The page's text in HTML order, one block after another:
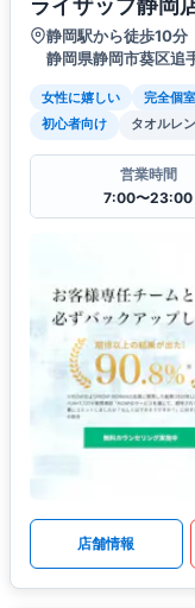
ライザップ静岡
静岡駅から徒歩10分
静岡県静岡市葵区追
女性に嬉しい 完全個
初心者向け
タオルレ
営業時間
7:00〜23:00
店舗情報